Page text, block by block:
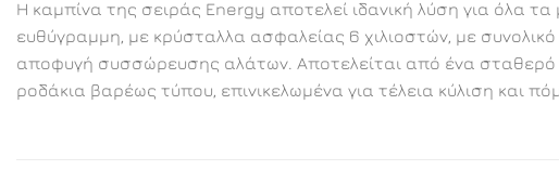
Η καμπίνα της σειράς Energy αποτελεί ιδανική λύση για όλα
ευθύγραμμη, με κρύσταλλα ασφαλείας 6 χιλιοστών, με
αποφυγή συσσώρευσης αλάτων. Αποτελείται από ένα σταθερό
ροδάκια βαρέως τύπου, επινικελωμένα για τέλεια κύλιση και